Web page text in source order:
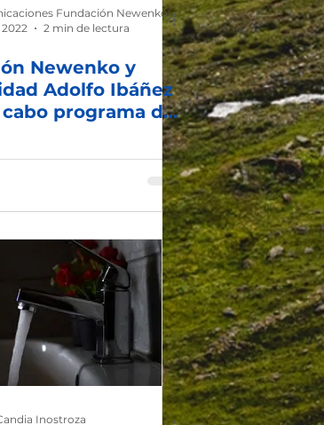
Fundación Newenko
2022
2 min de lectura
Newenko y
Adolfo Ibáñez
programa de
Inostroza